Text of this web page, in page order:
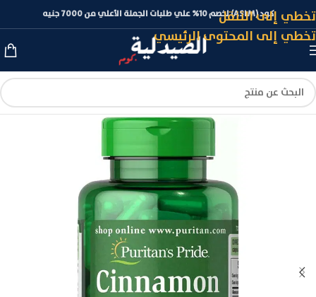
تخطي إلى التنقل
تخطي إلى المحتوى الرئيسي
كود (ASLM) لخصم 10% علي طلبات الجملة الأعلي من 7000 جنيه